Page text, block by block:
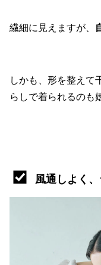
繊細に見えますが、
しかも、形を整えて
らしで着られるのも
風通しよく